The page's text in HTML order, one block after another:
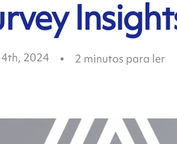
2024 2 minutos para ler